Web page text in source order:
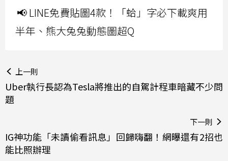
📢 LINE免費貼圖4款！「蛤」字必下載爽用
半年、熊大兔兔動態圖超Q
上一則
Uber執行長認為Tesla將推出的自駕計程車暗藏不少問
題
下一則
IG神功能「未讀偷看訊息」回歸嗨翻！網曝還有2招也
能比照辦理